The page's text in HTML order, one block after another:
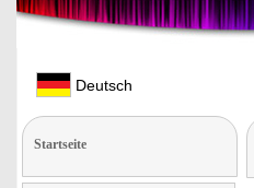
Deutsch
Startseite